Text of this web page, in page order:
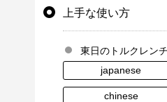
上手な使い方
東日のトルクレン
japanese
chinese